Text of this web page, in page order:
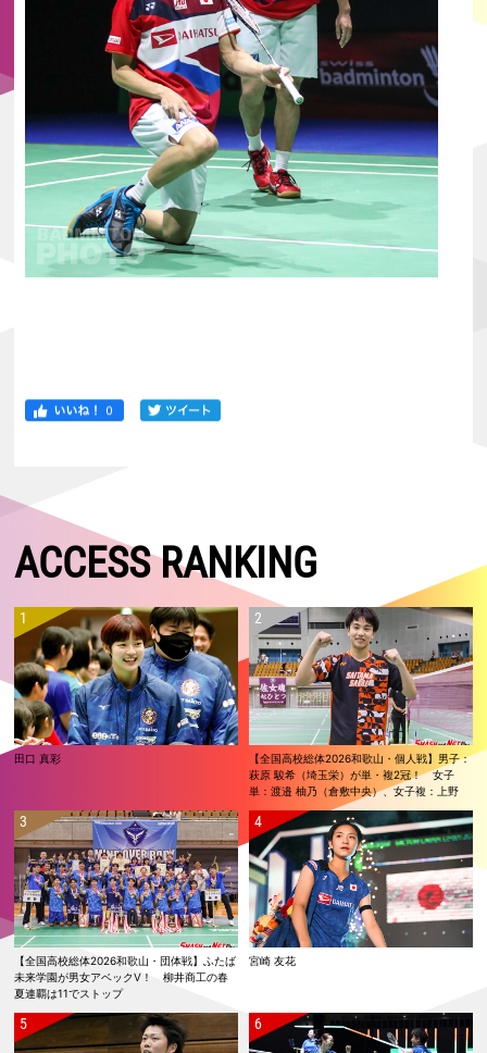
ACCESS RANKING
田口 真彩
【全国高校総体2026和歌山・個人戦】男子：
萩原 駿希（埼玉栄）が単・複2冠！ 女子
単：渡邉 柚乃（倉敷中央）、女子複：上野
優寿／伴野 碧唯（ふたば未来学園）が春夏連
覇！
【全国高校総体2026和歌山・団体戦】ふたば
未来学園が男女アベックV！ 柳井商工の春
夏連覇は11でストップ
宮崎 友花